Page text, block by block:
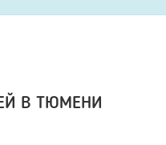
В ТЮМЕНИ